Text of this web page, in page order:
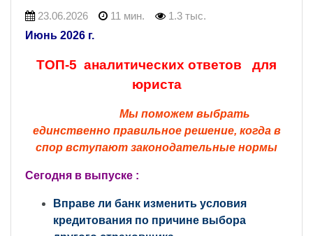
23.06.2026 11 мин.
1.3 тыс.
Июнь 2026 г.
ТОП-5 аналитических ответов для
юриста
Мы поможем выбрать
единственно правильное решение, когда в
спор вступают законодательные нормы
Сегодня в выпуске :
Вправе ли банк изменить условия
кредитования по причине выбора